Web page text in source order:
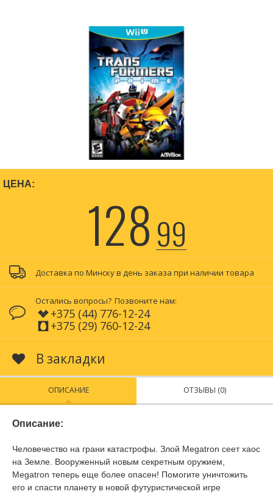
ЦЕНА:
12899
Доставка по Минску в день заказа при наличии товара
Остались вопросы? Позвоните нам:
+375 (44) 776-12-24
+375 (29) 760-12-24
В закладки
ОПИСАНИЕ ОТЗЫВЫ (0)
Описание:
Человечество на грани катастрофы. Злой Megatron сеет хаос
на Земле. Вооруженный новым секретным оружием,
Megatron теперь еще более опасен! Помогите уничтожить
его и спасти планету в новой футуристической игре